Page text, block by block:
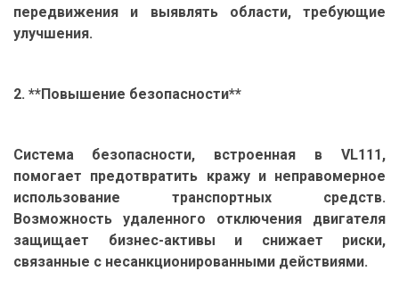
передвижения и выявлять области, требующие
улучшения.
2. **Повышение безопасности**
Система безопасности, встроенная в VL111,
помогает предотвратить кражу и неправомерное
использование транспортных средств.
Возможность удаленного отключения двигателя
защищает бизнес-активы и снижает риски,
связанные с несанкционированными действиями.